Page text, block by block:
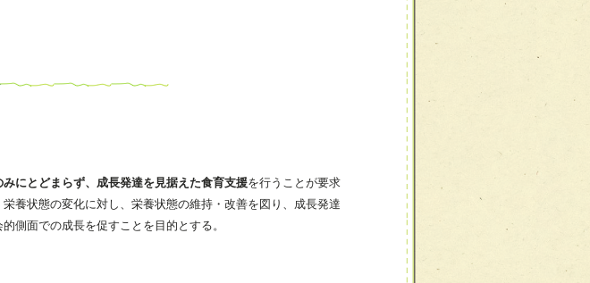
みにとどまらず、成長発達を見据えた食育支援を行うことが要求
養状態の変化に対し、栄養状態の維持・改善を図り、成長発達
側面での成長を促すことを目的とする。